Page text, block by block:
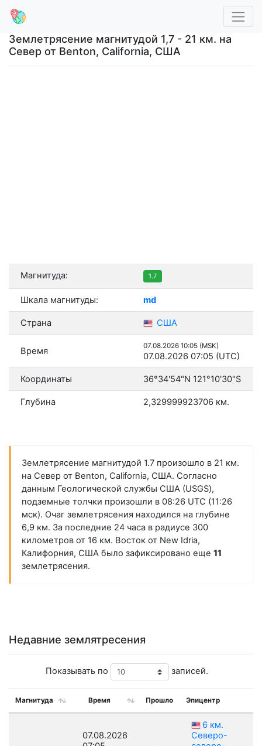
Землетрясение магнитудой 1,7 - 21 км. на
Север от Benton, California, США
Магнитуда: 1.7
Шкала магнитуды: md
Страна США
Время 07.08.2026 10:05 (MSK)
07.08.2026 07:05 (UTC)
Координаты 36°34'54"N 121°10'30"S
Глубина 2,329999923706 км.
Землетрясение магнитудой 1.7 произошло в 21 км.
на Север от Benton, California, США. Согласно
данным Геологической службы США (USGS),
подземные толчки произошли в 08:26 UTC (11:26
мск). Очаг землетрясения находился на глубине
6,9 км. За последние 24 часа в радиусе 300
километров от 16 км. Восток от New Idria,
Калифорния, США было зафиксировано еще 11
землетрясения.
Недавние землятресения
Показывать по записей.
Магнитуда Время Прошло Эпицентр
07.08.2026
6 км.
Северо-